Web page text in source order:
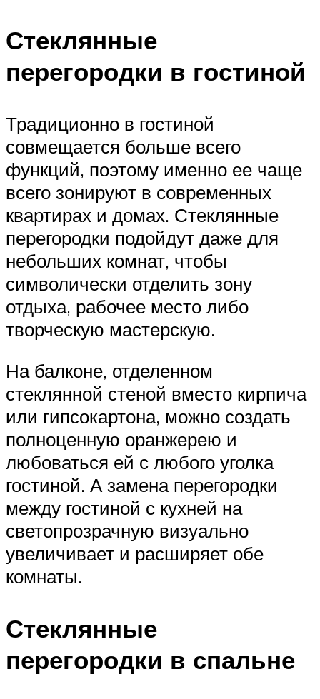
Стеклянные
перегородки в гостиной
Традиционно в гостиной
совмещается больше всего
функций, поэтому именно ее чаще
всего зонируют в современных
квартирах и домах. Стеклянные
перегородки подойдут даже для
небольших комнат, чтобы
символически отделить зону
отдыха, рабочее место либо
творческую мастерскую.
На балконе, отделенном
стеклянной стеной вместо кирпича
или гипсокартона, можно создать
полноценную оранжерею и
любоваться ей с любого уголка
гостиной. А замена перегородки
между гостиной с кухней на
светопрозрачную визуально
увеличивает и расширяет обе
комнаты.
Стеклянные
перегородки в спальне